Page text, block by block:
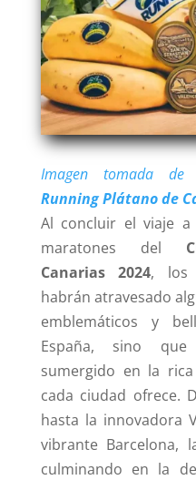
Imagen tomada de
Running Plátano de
Al concluir el viaje
maratones del
Canarias2024, los
habrán atravesado
emblemáticos y
España, sino
sumergido en la
cada ciudad ofrece.
hasta la innovadora
vibrante Barcelona,
culminando en la